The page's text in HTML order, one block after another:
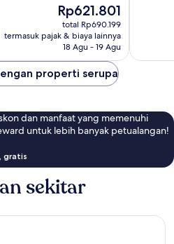
Harga
sekarang
Rp621.801
Rp621.801
total Rp690.199
termasuk pajak & biaya lainnya
18 Agu - 19 Agu
properti serupa
dan manfaat yang memenuhi
untuk lebih banyak petualangan!
gratis
sekitar